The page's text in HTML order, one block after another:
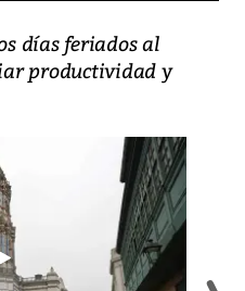
días feriados al
productividad y